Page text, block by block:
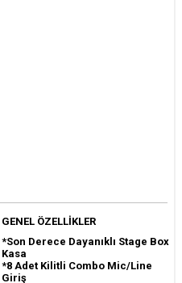
GENEL ÖZELLİKLER
*Son Derece Dayanıklı Stage Box
Kasa
*8 Adet Kilitli Combo Mic/Line
Giriş